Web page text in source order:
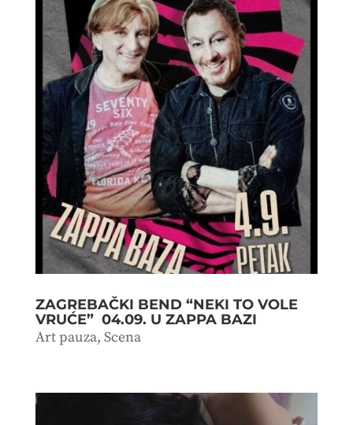
ZAGREBAČKI BEND “NEKI TO VOLE
VRUĆE” 04.09. U ZAPPA BAZI
Art pauza, Scena